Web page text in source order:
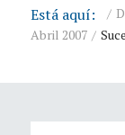
Está aquí:
Abril 2007